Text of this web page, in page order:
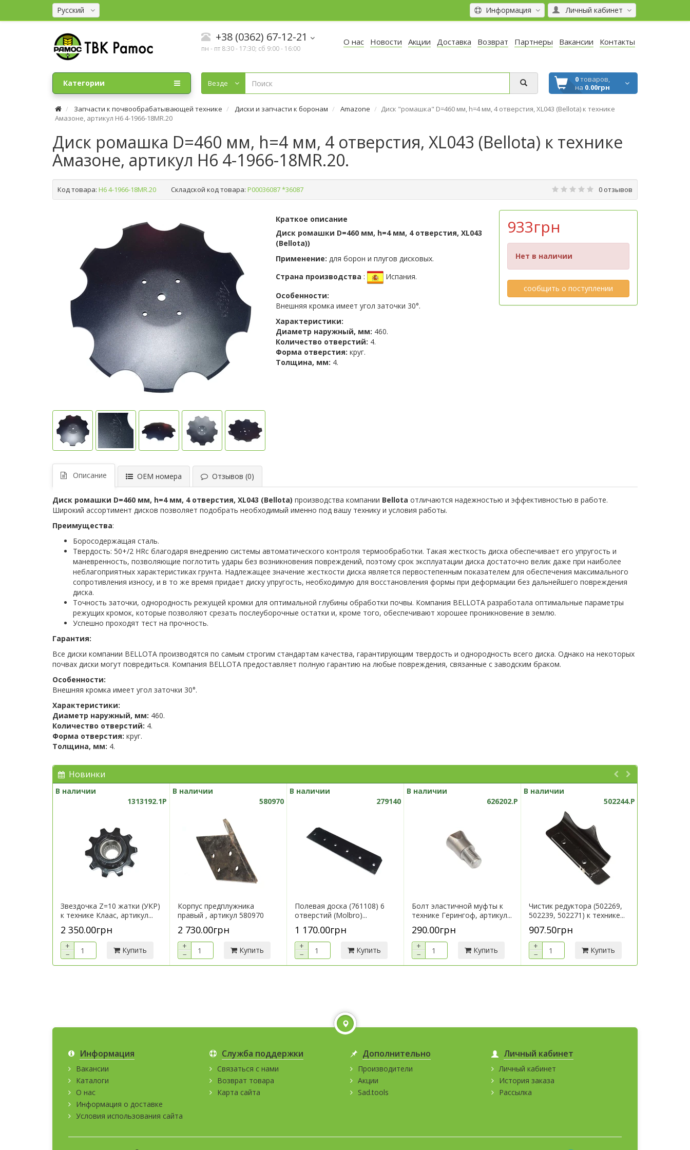
Русский Личный кабинет
Информация
+38 (0362) 67-12-21
пн - пт 8:30 - 17:30; сб 9:00 - 16:00
О нас Новости Акции Доставка Возврат Партнеры Вакансии Контакты
Везде 0товаров,
на 0.00грн
Категории
Запчасти к почвообрабатывающей технике Диски и запчасти к боронам Amazone
Диск "ромашка" D=460 мм, h=4 мм, 4 отверстия, XL043 (Bellota) к технике
Амазоне, артикул H6 4-1966-18MR.20
Диск ромашка D=460 мм, h=4 мм, 4 отверстия, XL043 (Bellota) к технике
Амазоне, артикул H6 4-1966-18MR.20.
Код товара: H6 4-1966-18MR.20 Складской код товара: Р00036087 *36087 0 отзывов
Краткое описание
Диск ромашки D=460 мм, h=4 мм, 4 отверстия, XL043
(Bellota))
Применение: для борон и плугов дисковых.
Страна производства :
Испания.
Особенности:
Внешняя кромка имеет угол заточки 30°.
Характеристики:
Диаметр наружный, мм: 460.
Количество отверстий: 4.
Форма отверстия: круг.
Толщина, мм: 4.
933грн
Нет в наличии
сообщить о поступлении
Описание ОЕМ номера Отзывов (0)
Диск ромашки D=460 мм, h=4 мм, 4 отверстия, XL043 (Bellota) производства компании Bellota отличаются надежностью и эффективностью в работе.
Широкий ассортимент дисков позволяет подобрать необходимый именно под вашу технику и условия работы.
Преимущества:
Боросодержащая сталь.
Твердость: 50+/2 HRc благодаря внедрению системы автоматического контроля термообработки. Такая жесткость диска обеспечивает его упругость и
маневренность, позволяющие поглотить удары без возникновения повреждений, поэтому срок эксплуатации диска достаточно велик даже при наиболее
неблагоприятных характеристиках грунта. Надлежащее значение жесткости диска является первостепенным показателем для обеспечения максимального
сопротивления износу, и в то же время придает диску упругость, необходимую для восстановления формы при деформации без дальнейшего повреждения
диска.
Точность заточки, однородность режущей кромки для оптимальной глубины обработки почвы. Компания BELLOTA разработала оптимальные параметры
режущих кромок, которые позволяют срезать послеуборочные остатки и, кроме того, обеспечивают хорошее проникновение в землю.
Успешно проходят тест на прочность.
Гарантия:
Все диски компании BELLOTA производятся по самым строгим стандартам качества, гарантирующим твердость и однородность всего диска. Однако на некоторых
почвах диски могут повредиться. Компания BELLOTA предоставляет полную гарантию на любые повреждения, связанные с заводским браком.
Особенности:
Внешняя кромка имеет угол заточки 30°.
Характеристики:
Диаметр наружный, мм: 460.
Количество отверстий: 4.
Форма отверстия: круг.
Толщина, мм: 4.
Новинки
В наличии
1313192.1P
Звездочка Z=10 жатки (УКР)
к технике Клаас, артикул...
2 350.00грн
+
−
Купить
В наличии
580970
Корпус предплужника
правый , артикул 580970
2 730.00грн
+
−
Купить
В наличии
279140
Полевая доска (761108) 6
отверстий (Molbro)...
1 170.00грн
+
−
Купить
В наличии
626202.P
Болт эластичной муфты к
технике Герингоф, артикул...
290.00грн
+
−
Купить
В наличии
502244.P
Чистик редуктора (502269,
502239, 502271) к технике...
907.50грн
+
−
Купить
Информация
Вакансии
Каталоги
О нас
Информация о доставке
Условия использования сайта
Служба поддержки
Связаться с нами
Возврат товара
Карта сайта
Дополнительно
Производители
Акции
Sad.tools
Личный кабинет
Личный кабинет
История заказа
Рассылка